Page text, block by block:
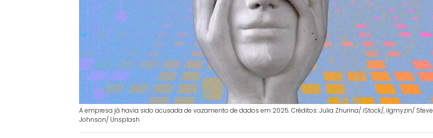
A empresa já havia sido acusada de vazamento de dados em 2025. Créditos: Julia Zhurina/ iStock/, ilgmyzin/ Steve
Johnson/ Unsplash